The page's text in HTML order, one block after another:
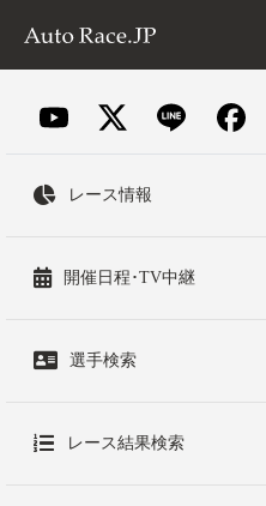
レース情報
開催日程･TV中継
選手検索
レース結果検索